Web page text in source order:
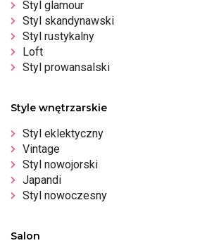
Styl glamour
Styl skandynawski
Styl rustykalny
Loft
Styl prowansalski
Style wnętrzarskie
Styl eklektyczny
Vintage
Styl nowojorski
Japandi
Styl nowoczesny
Salon